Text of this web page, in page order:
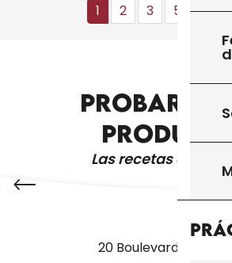
1 2 3 5+ 10+
PROBAR
Las recetas de la
ALOJAMIENTO Y
20 Boulevard des